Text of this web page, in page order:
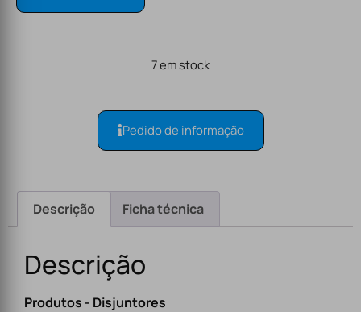
7 em stock
Pedido de informação
Descrição Ficha técnica
Descrição
Produtos - Disjuntores